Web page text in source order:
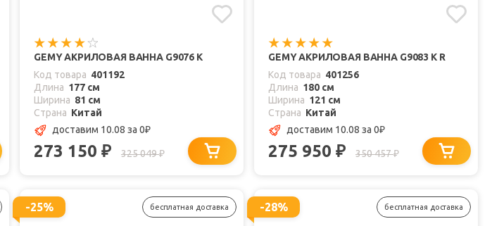
GEMY АКРИЛОВАЯ ВАННА G9076 K
Код товара 401192
Длина 177 см
Ширина 81 см
Страна Китай
доставим 10.08 за 0₽
273 150 ₽ 325 049₽
GEMY АКРИЛОВАЯ ВАННА G9083 K R
Код товара 401256
Длина 180 см
Ширина 121 см
Страна Китай
доставим 10.08 за 0₽
275 950 ₽ 350 457₽
-25% бесплатная доставка -28% бесплатная доставка